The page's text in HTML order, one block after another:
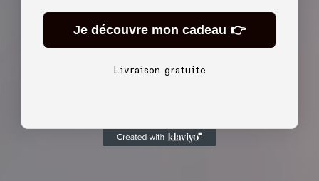
Je découvre mon cadeau 👉
Livraison gratuite